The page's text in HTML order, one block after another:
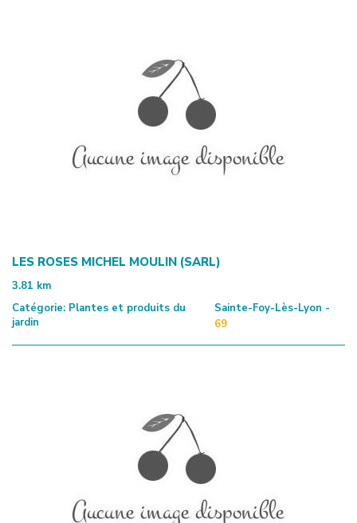
LES ROSES MICHEL MOULIN (SARL)
3.81 km
Catégorie: Plantes et produits du
jardin
Sainte-Foy-Lès-Lyon -
69